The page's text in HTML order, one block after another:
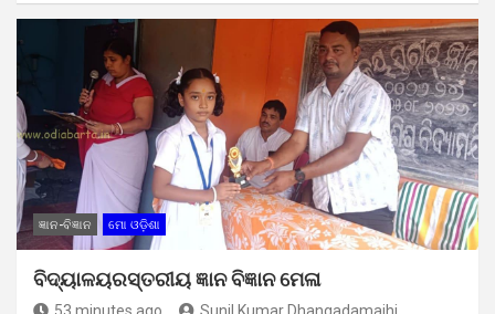
ଜ୍ଞାନ-ବିଜ୍ଞାନ ମୋ ଓଡ଼ିଶା
ବିଦ୍ୟାଳୟରସ୍ତରୀୟ ଜ୍ଞାନ ବିଜ୍ଞାନ ମେଳା
53 minutes ago Sunil Kumar Dhangadamajhi